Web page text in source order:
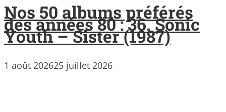
Nos 50 albums préférés
des années 80 : 36. Sonic
Youth – Sister (1987)
1 août 202625 juillet 2026